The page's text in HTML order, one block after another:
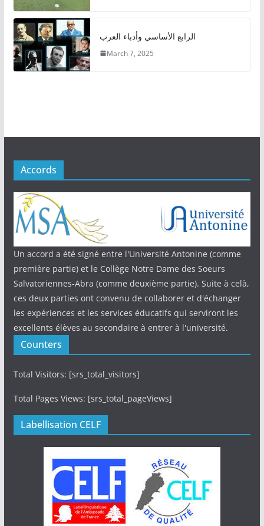
الرابع الأساسي وأدباء العرب
March 7, 2025
Accords
Un accord a été signé entre l'Université Antonine (comme
première partie) et le Collège Notre Dame des Soeurs
Salvatoriennes-Abra (comme deuxième partie). Suite à celà,
ces deux parties ont convenu de collaborer et d'échanger
les expériences et les services éducatifs qui serviront les
excellents élèves au secondaire à entrer à l'université.
Counters
Total Visitors: [srs_total_visitors]
Total Pages Views: [srs_total_pageViews]
Labellisation CELF